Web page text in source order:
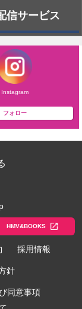
信サービス
Instagram
フォロー
HMV&BOOKS
採用情報
針
同意事項